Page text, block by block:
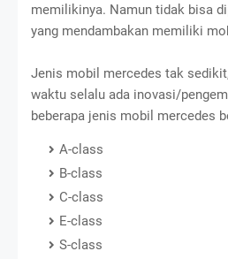
memilikinya. Namun tidak bisa
yang mendambakan memiliki
Jenis mobil mercedes tak
waktu selalu ada inovasi/
beberapa jenis mobil mercedes
A-class
B-class
C-class
E-class
S-class